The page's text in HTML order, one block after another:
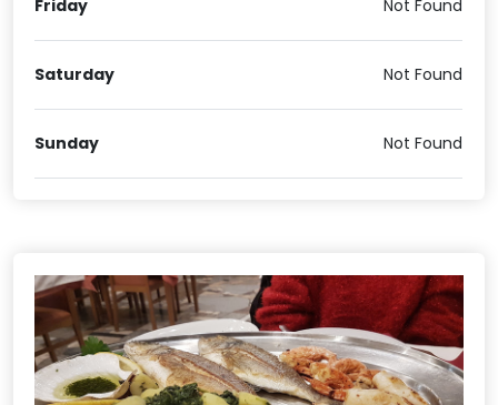
Friday Not Found
Saturday Not Found
Sunday Not Found